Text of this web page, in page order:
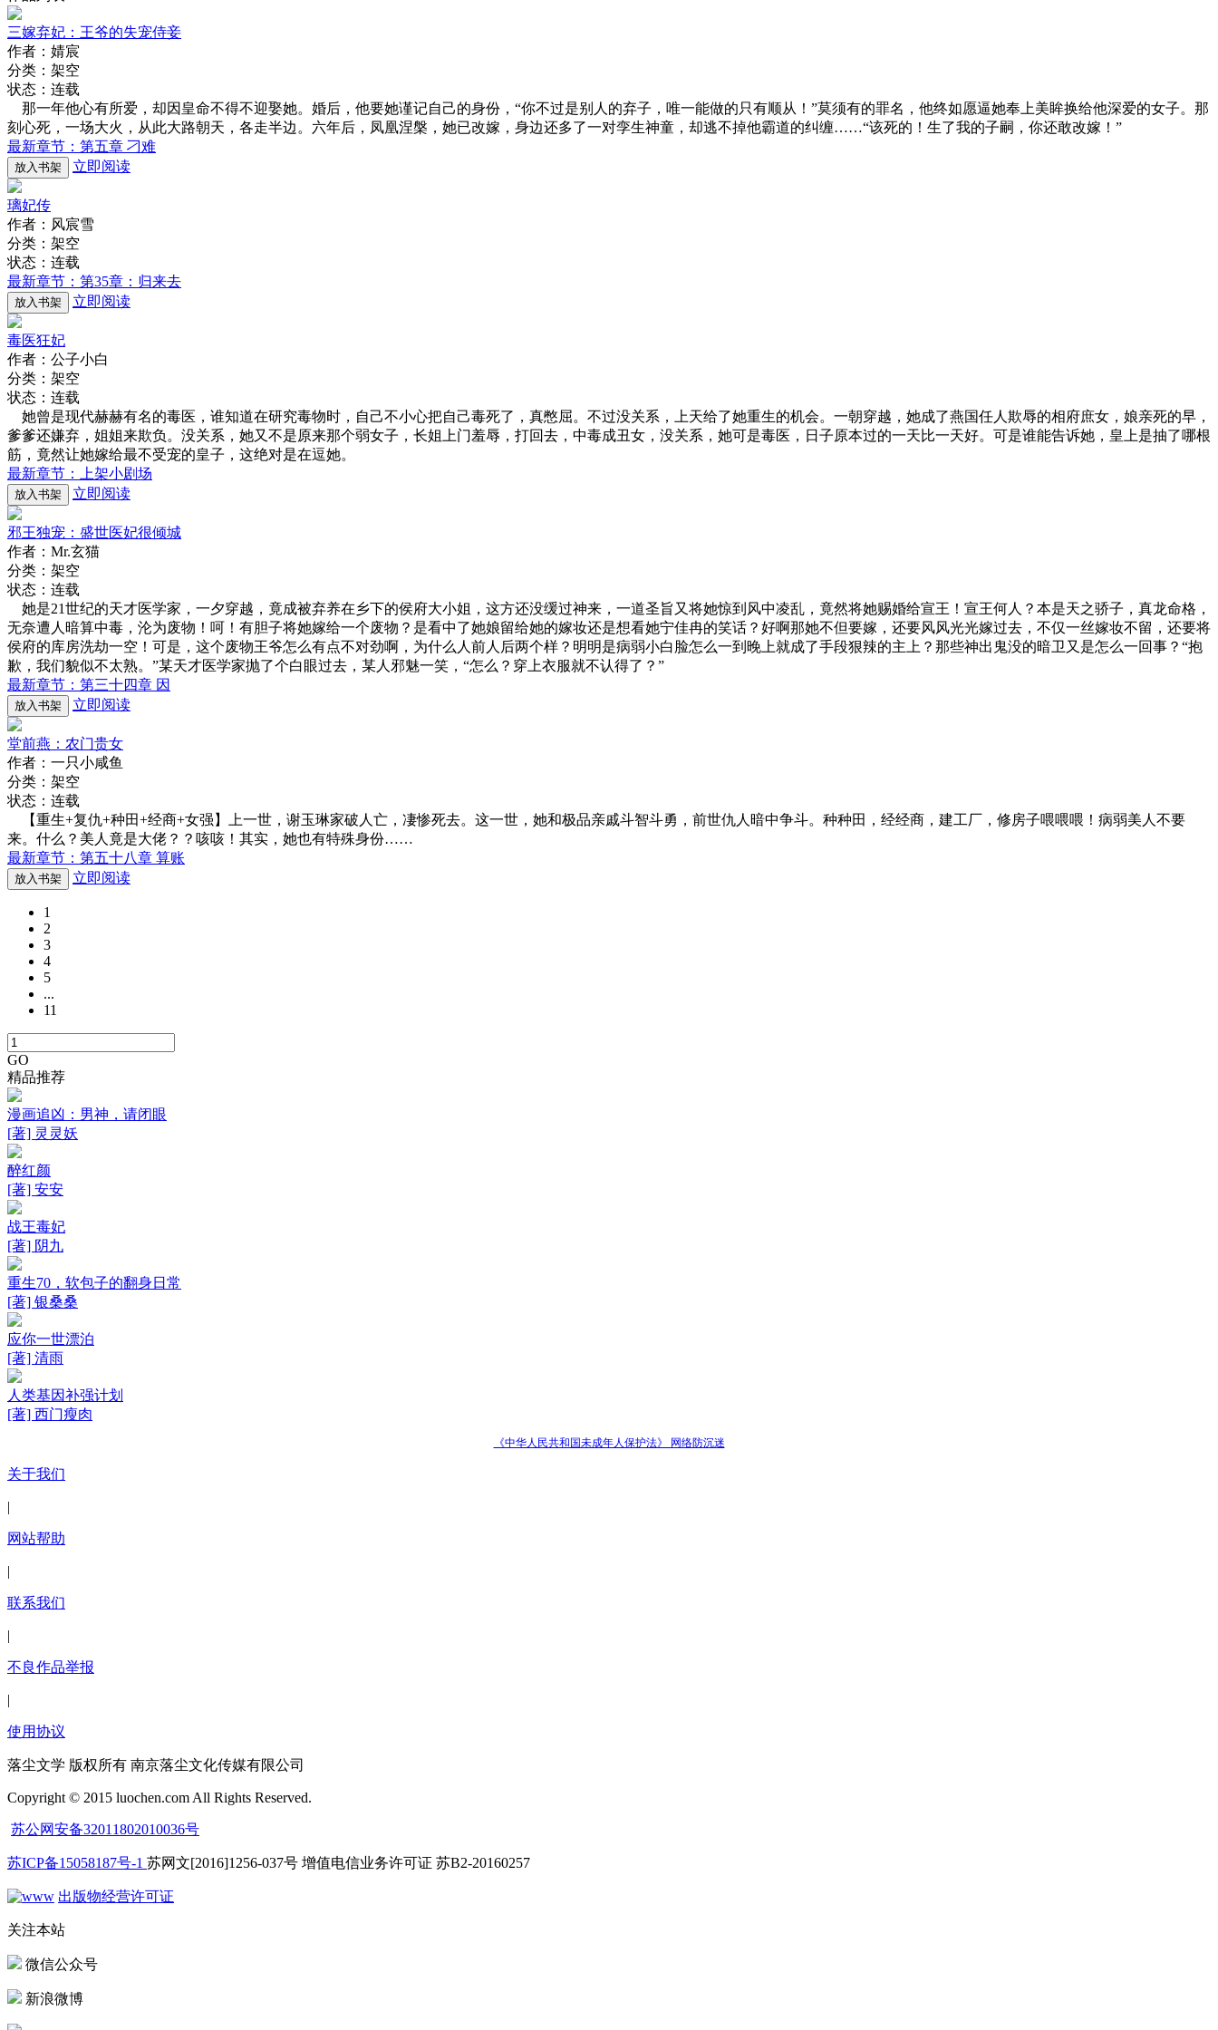
三嫁弃妃：王爷的失宠侍妾
作者：婧宸
分类：架空
状态：连载
那一年他心有所爱，却因皇命不得不迎娶她。婚后，他要她谨记自己的身份，“你不过是别人的弃子，唯一能做的只有顺从！”莫须有的罪名，他终如愿逼她奉上美眸换给他深爱的女子。那
刻心死，一场大火，从此大路朝天，各走半边。六年后，凤凰涅槃，她已改嫁，身边还多了一对孪生神童，却逃不掉他霸道的纠缠……“该死的！生了我的子嗣，你还敢改嫁！”
最新章节：第五章 刁难
放入书架 立即阅读
璃妃传
作者：风宸雪
分类：架空
状态：连载
最新章节：第35章：归来去
放入书架 立即阅读
毒医狂妃
作者：公子小白
分类：架空
状态：连载
她曾是现代赫赫有名的毒医，谁知道在研究毒物时，自己不小心把自己毒死了，真憋屈。不过没关系，上天给了她重生的机会。一朝穿越，她成了燕国任人欺辱的相府庶女，娘亲死的早，
爹爹还嫌弃，姐姐来欺负。没关系，她又不是原来那个弱女子，长姐上门羞辱，打回去，中毒成丑女，没关系，她可是毒医，日子原本过的一天比一天好。可是谁能告诉她，皇上是抽了哪根
筋，竟然让她嫁给最不受宠的皇子，这绝对是在逗她。
最新章节：上架小剧场
放入书架 立即阅读
邪王独宠：盛世医妃很倾城
作者：Mr.玄猫
分类：架空
状态：连载
她是21世纪的天才医学家，一夕穿越，竟成被弃养在乡下的侯府大小姐，这方还没缓过神来，一道圣旨又将她惊到风中凌乱，竟然将她赐婚给宣王！宣王何人？本是天之骄子，真龙命格，
无奈遭人暗算中毒，沦为废物！呵！有胆子将她嫁给一个废物？是看中了她娘留给她的嫁妆还是想看她宁佳冉的笑话？好啊那她不但要嫁，还要风风光光嫁过去，不仅一丝嫁妆不留，还要将
侯府的库房洗劫一空！可是，这个废物王爷怎么有点不对劲啊，为什么人前人后两个样？明明是病弱小白脸怎么一到晚上就成了手段狠辣的主上？那些神出鬼没的暗卫又是怎么一回事？“抱
歉，我们貌似不太熟。”某天才医学家抛了个白眼过去，某人邪魅一笑，“怎么？穿上衣服就不认得了？”
最新章节：第三十四章 因
放入书架 立即阅读
堂前燕：农门贵女
作者：一只小咸鱼
分类：架空
状态：连载
【重生+复仇+种田+经商+女强】上一世，谢玉琳家破人亡，凄惨死去。这一世，她和极品亲戚斗智斗勇，前世仇人暗中争斗。种种田，经经商，建工厂，修房子喂喂喂！病弱美人不要
来。什么？美人竟是大佬？？咳咳！其实，她也有特殊身份……
最新章节：第五十八章 算账
放入书架 立即阅读
1
2
3
4
5
...
11
GO
精品推荐
漫画追凶：男神，请闭眼
[著] 灵灵妖
醉红颜
[著] 安安
战王毒妃
[著] 阴九
重生70，软包子的翻身日常
[著] 银桑桑
应你一世漂泊
[著] 清雨
人类基因补强计划
[著] 西门瘦肉
《中华人民共和国未成年人保护法》 网络防沉迷
关于我们
|
网站帮助
|
联系我们
|
不良作品举报
|
使用协议
落尘文学 版权所有 南京落尘文化传媒有限公司
Copyright © 2015 luochen.com All Rights Reserved.
苏公网安备32011802010036号
苏ICP备15058187号-1 苏网文[2016]1256-037号 增值电信业务许可证 苏B2-20160257
出版物经营许可证
关注本站
微信公众号
新浪微博